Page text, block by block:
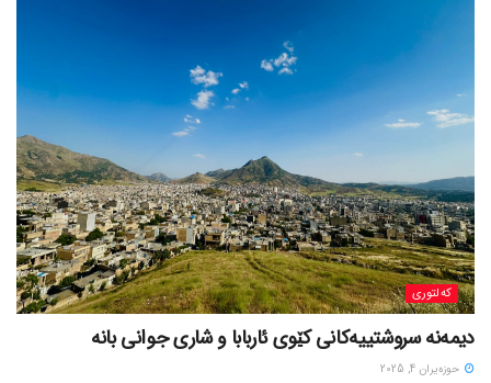
کەلتوری
حوزه‌یران 4, 2025